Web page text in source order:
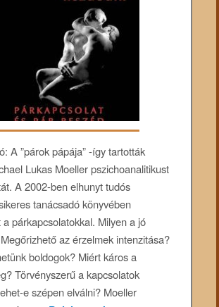
A ​​”párok pápája” -így tartották
Lukas Moeller pszichoanalitikust
A 2002-ben elhunyt tudós
tanácsadó könyvében
a párkapcsolatokkal. Milyen a jó
az érzelmek intenzitása?
boldogok? Miért káros a
Törvényszerű a kapcsolatok
e szépen elválni? Moeller